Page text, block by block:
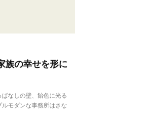
族の幸せを形に
なしの壁、飴色に光る
モダンな事務所はさな